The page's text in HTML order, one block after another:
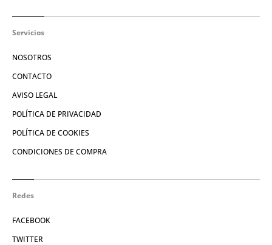
Servicios
NOSOTROS
CONTACTO
AVISO LEGAL
POLÍTICA DE PRIVACIDAD
POLÍTICA DE COOKIES
CONDICIONES DE COMPRA
Redes
FACEBOOK
TWITTER